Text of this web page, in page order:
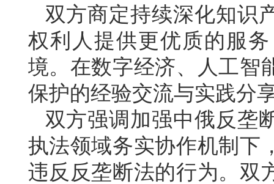
双方商定持续深化知识
权利人提供更优质的服
境。在数字经济、人工智
保护的经验交流与实践分
双方强调加强中俄反垄
执法领域务实协作机制下
违反反垄断法的行为。双